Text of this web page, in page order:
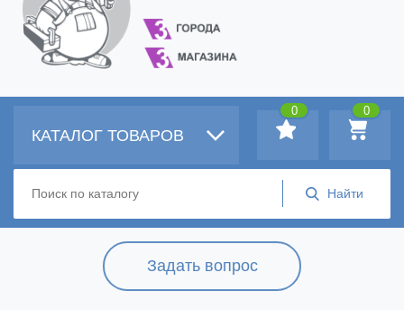
Задать вопрос
КАТАЛОГ ТОВАРОВ
0
0